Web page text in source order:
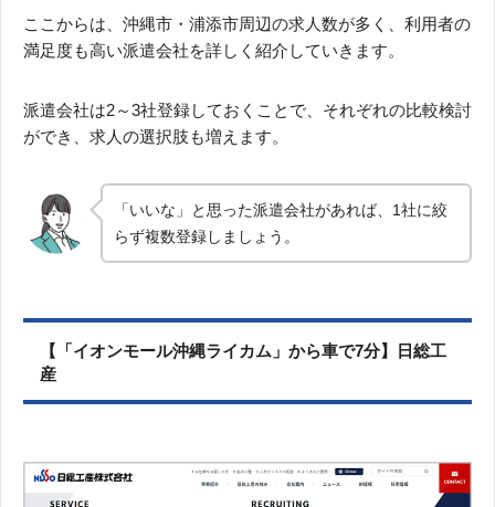
ここからは、沖縄市・浦添市周辺の求人数が多く、利用者の
満足度も高い派遣会社を詳しく紹介していきます。
派遣会社は2～3社登録しておくことで、それぞれの比較検討
ができ、求人の選択肢も増えます。
「いいな」と思った派遣会社があれば、1社に絞
らず複数登録しましょう。
【「イオンモール沖縄ライカム」から車で7分】日総工
産